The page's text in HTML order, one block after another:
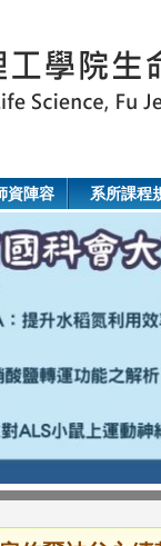
資陣容 系所課程